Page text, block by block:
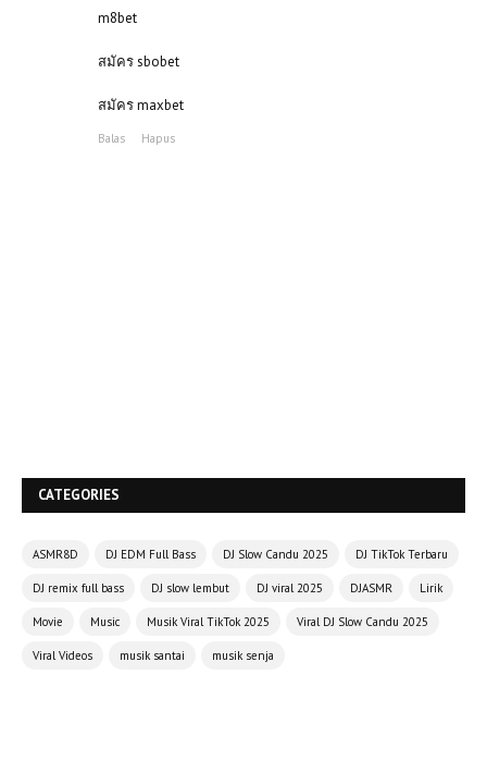
m8bet
สมัคร sbobet
สมัคร maxbet
Balas Hapus
CATEGORIES
ASMR8D DJ EDM Full Bass DJ Slow Candu 2025 DJ TikTok Terbaru
DJ remix full bass DJ slow lembut DJ viral 2025 DJASMR Lirik
Movie Music Musik Viral TikTok 2025 Viral DJ Slow Candu 2025
Viral Videos musik santai musik senja